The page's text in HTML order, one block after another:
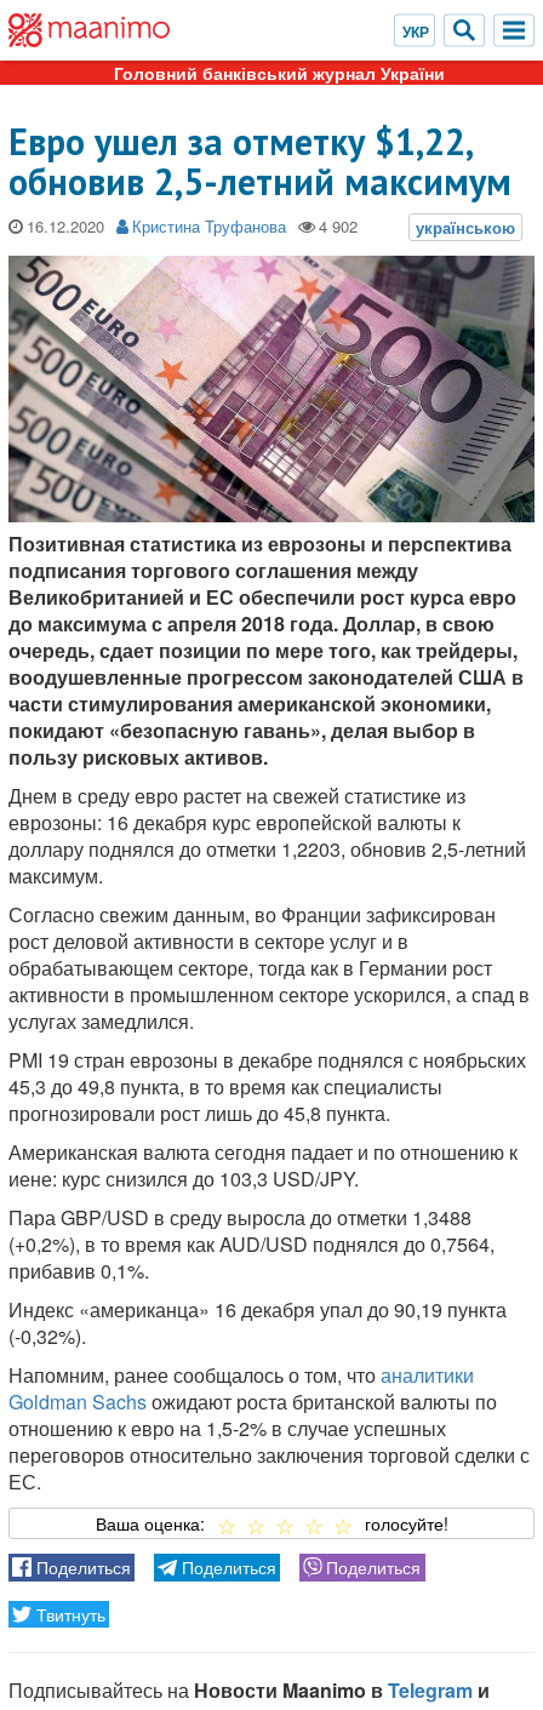
Головний банківський журнал України
Евро ушел за отметку $1,22,
обновив 2,5-летний максимум
16.12.2020 Кристина Труфанова
Позитивная статистика из еврозоны и перспектива
подписания торгового соглашения между
Великобританией и ЕС обеспечили рост курса евро
до максимума с апреля 2018 года. Доллар, в свою
очередь, сдает позиции по мере того, как трейдеры,
воодушевленные прогрессом законодателей США в
части стимулирования американской экономики,
покидают «безопасную гавань», делая выбор в
пользу рисковых активов.
Днем в среду евро растет на свежей статистике из
еврозоны: 16 декабря курс европейской валюты к
доллару поднялся до отметки 1,2203, обновив 2,5-летний
максимум.
Согласно свежим данным, во Франции зафиксирован
рост деловой активности в секторе услуг и в
обрабатывающем секторе, тогда как в Германии рост
активности в промышленном секторе ускорился, а спад в
услугах замедлился.
PMI 19 стран еврозоны в декабре поднялся с ноябрьских
45,3 до 49,8 пункта, в то время как специалисты
прогнозировали рост лишь до 45,8 пункта.
Американская валюта сегодня падает и по отношению к
иене: курс снизился до 103,3 USD/JPY.
Пара GBP/USD в среду выросла до отметки 1,3488
(+0,2%), в то время как AUD/USD поднялся до 0,7564,
прибавив 0,1%.
Индекс «американца» 16 декабря упал до 90,19 пункта
(-0,32%).
Напомним, ранее сообщалось о том, чтоаналитики
Goldman Sachsожидают роста британской валюты по
отношению к евро на 1,5-2% в случае успешных
переговоров относительно заключения торговой сделки с
ЕС.